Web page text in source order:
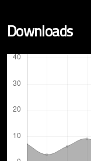
Downloads